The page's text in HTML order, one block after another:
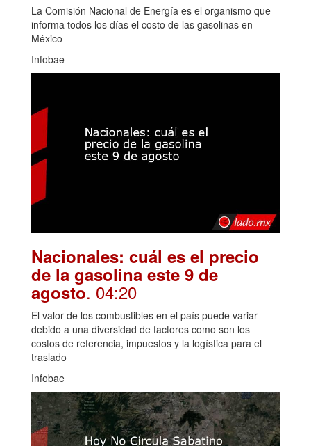
La Comisión Nacional de Energía es el organismo que
informa todos los días el costo de las gasolinas en
México
Infobae
Nacionales: cuál es el precio
de la gasolina este 9 de
agosto. 04:20
El valor de los combustibles en el país puede variar
debido a una diversidad de factores como son los
costos de referencia, impuestos y la logística para el
traslado
Infobae